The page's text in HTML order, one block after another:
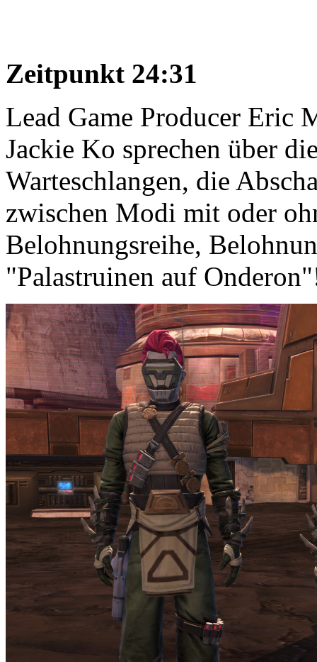
Zeitpunkt 24:31
Lead Game Producer Eric
Jackie Ko sprechen über
Warteschlangen, die
zwischen Modi mit oder
Belohnungsreihe,
"Palastruinen auf